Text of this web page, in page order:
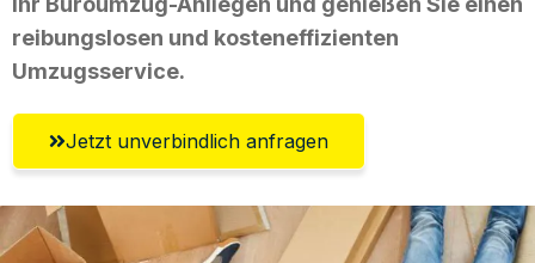
reibungslosen und kosteneffizienten
Umzugsservice.
Jetzt unverbindlich anfragen